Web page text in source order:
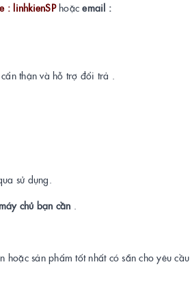
: linhkienSPhoặcemail :
thận và hỗ trợ đổi trả .
sử dụng.
chủ bạn cần .
sản phẩm tốt nhất có sẵn cho yêu cầu